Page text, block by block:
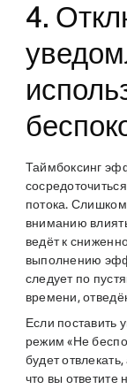
4.
Таймбоксинг
потока.
вниманию
ведёт к
выполнению
следует по
времени,
Если поставить
режим «Не
будет
что вы ответите